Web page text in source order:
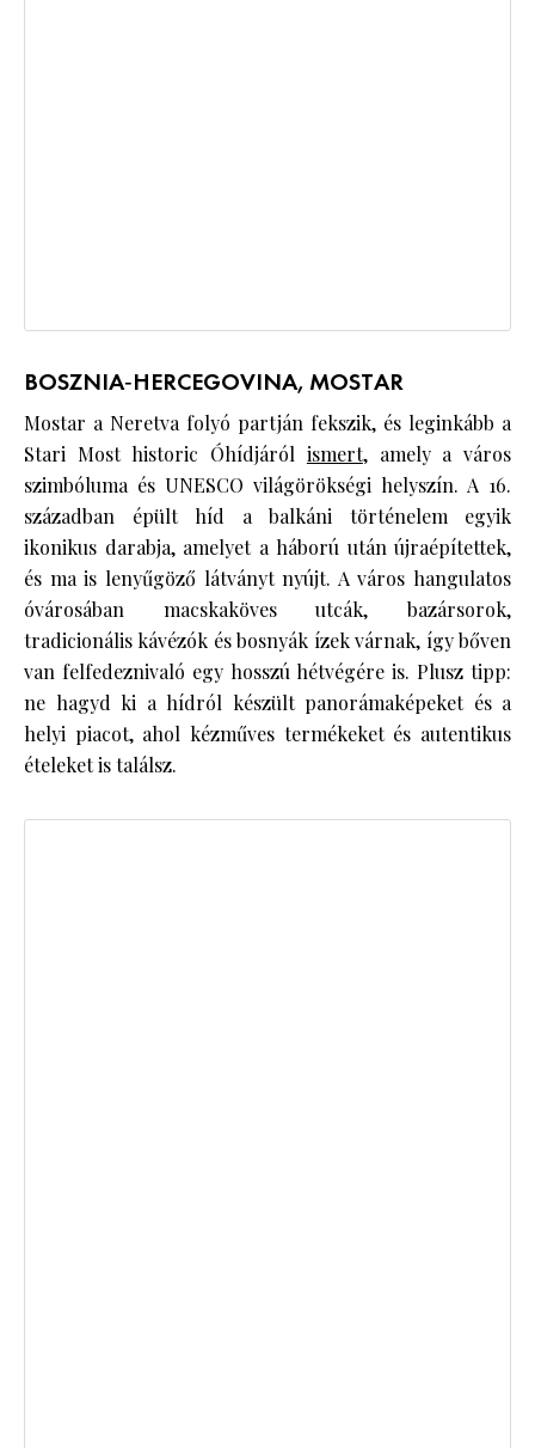
BOSZNIA‑HERCEGOVINA, MOSTAR
Mostar a Neretva folyó partján fekszik, és leginkább a
Stari Most historic Óhídjáról ismert, amely a város
szimbóluma és UNESCO világörökségi helyszín. A 16.
században épült híd a balkáni történelem egyik
ikonikus darabja, amelyet a háború után újraépítettek,
és ma is lenyűgöző látványt nyújt. A város hangulatos
óvárosában macskaköves utcák, bazársorok,
tradicionális kávézók és bosnyák ízek várnak, így bőven
van felfedeznivaló egy hosszú hétvégére is. Plusz tipp:
ne hagyd ki a hídról készült panorámaképeket és a
helyi piacot, ahol kézműves termékeket és autentikus
ételeket is találsz.